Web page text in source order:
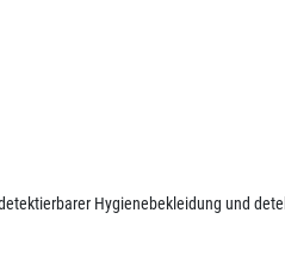
Hygienebekleidung und